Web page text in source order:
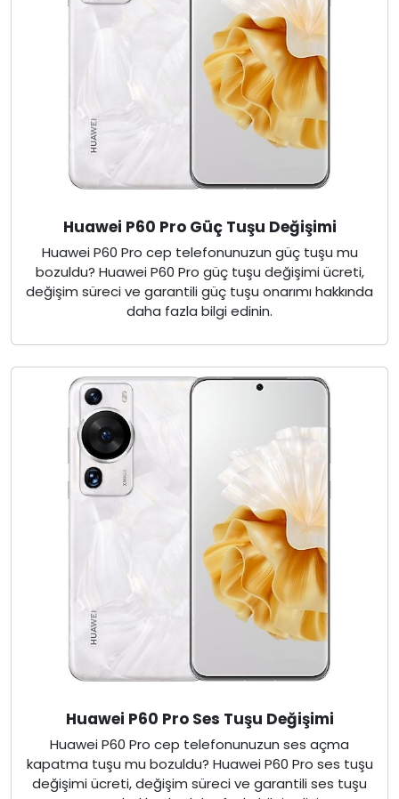
Huawei P60 Pro Güç Tuşu Değişimi
Huawei P60 Pro cep telefonunuzun güç tuşu mu
bozuldu? Huawei P60 Pro güç tuşu değişimi ücreti,
değişim süreci ve garantili güç tuşu onarımı hakkında
daha fazla bilgi edinin.
Huawei P60 Pro Ses Tuşu Değişimi
Huawei P60 Pro cep telefonunuzun ses açma
kapatma tuşu mu bozuldu? Huawei P60 Pro ses tuşu
değişimi ücreti, değişim süreci ve garantili ses tuşu